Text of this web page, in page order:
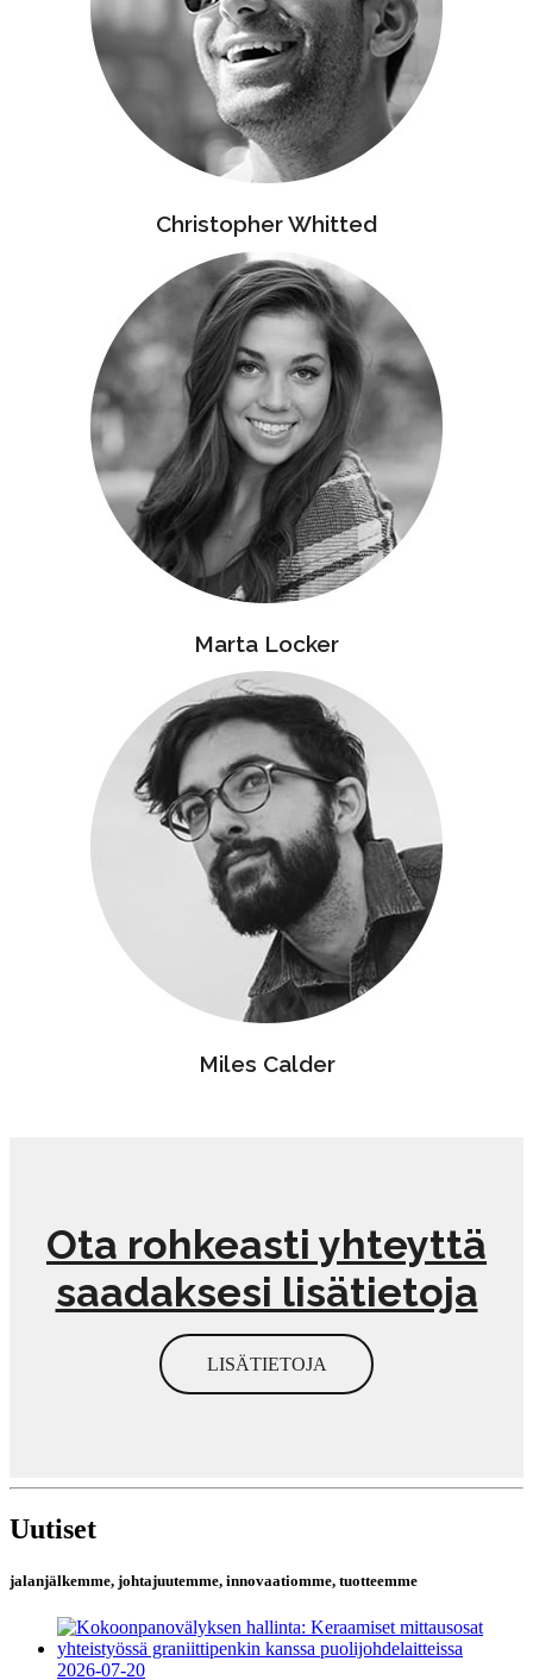
Christopher Whitted
Marta Locker
Miles Calder
Ota rohkeasti yhteyttä
saadaksesi lisätietoja
LISÄTIETOJA
Uutiset
jalanjälkemme, johtajuutemme, innovaatiomme, tuotteemme
2026-07-20